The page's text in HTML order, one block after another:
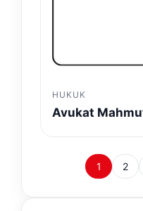
HUKUK
Avukat
1 2